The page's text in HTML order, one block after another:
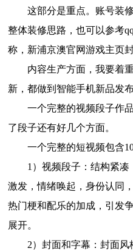
这部分是重点。账号装
整体装修思路，也可以参考
称，新浦京澳官网游戏主页
内容生产方面，我要着
新，都做到智能手机新品发
一个完整的视频段子作
了段子还有好几个方面。
一个完整的短视频包含
1）视频段子：结构紧
激发，情绪唤起，身份认同
热门梗和配乐的加成，引发
展开。
2）封面和字幕：封面